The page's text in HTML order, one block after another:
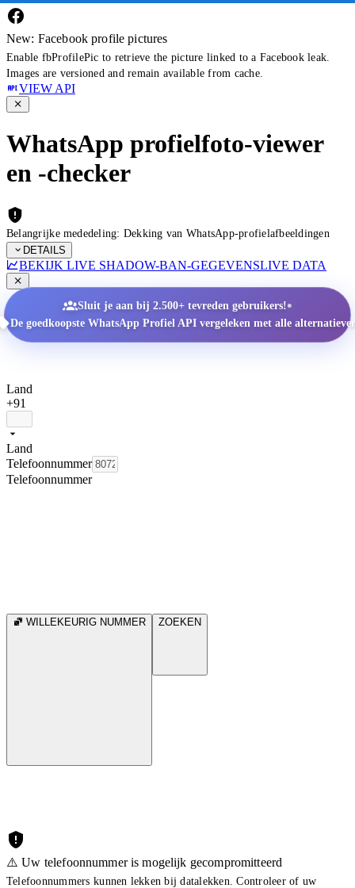
New: Facebook profile pictures
Enable fbProfilePic to retrieve the picture linked to a Facebook leak.
Images are versioned and remain available from cache.
VIEW API
WhatsApp profielfoto-viewer
en -checker
Belangrijke mededeling: Dekking van WhatsApp-profielafbeeldingen
DETAILS
BEKIJK LIVE SHADOW-BAN-GEGEVENSLIVE DATA
Sluit je aan bij 2.500+ tevreden gebruikers!•
De goedkoopste WhatsApp Profiel API vergeleken met alle
Land
+91
Land
Telefoonnummer
Telefoonnummer
WILLEKEURIG NUMMER ZOEKEN
⚠️ Uw telefoonnummer is mogelijk gecompromitteerd
Telefoonnummers kunnen lekken bij datalekken. Controleer of uw